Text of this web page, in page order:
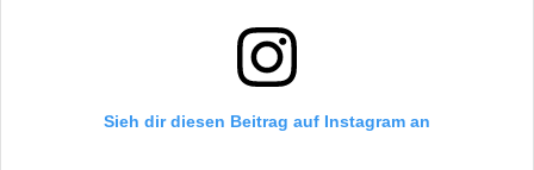
Sieh dir diesen Beitrag auf Instagram an